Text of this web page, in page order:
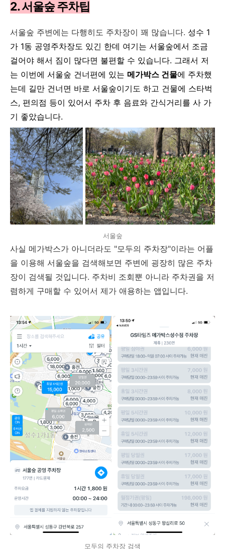
2. 서울숲 주차팁
서울숲 주변에는 다행히도 주차장이 꽤 많습니다. 성수 1
가 1동 공영주차장도 있긴 한데 여기는 서울숲에서 조금
걸어야 해서 짐이 많다면 불편할 수 있습니다. 그래서 저
는 이번에 서울숲 건너편에 있는 메가박스 건물에 주차했
는데 길만 건너면 바로 서울숲이기도 하고 건물에 스타벅
스, 편의점 등이 있어서 주차 후 음료와 간식거리를 사 가
기 좋았습니다.
서울숲
사실 메가박스가 아니더라도 "모두의 주차장"이라는 어플
을 이용해 서울숲을 검색해보면 주변에 굉장히 많은 주차
장이 검색될 것입니다. 주차비 조회뿐 아니라 주차권을 저
렴하게 구매할 수 있어서 제가 애용하는 앱입니다.
모두의 주차장 검색